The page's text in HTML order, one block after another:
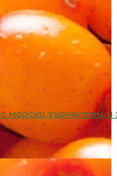
морски зърнастец и